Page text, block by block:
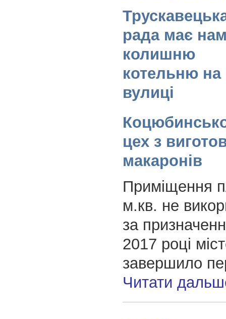
рада має
колишню
котельню на
вулиці
цех з
макаронів
Приміщення
м.кв. не
за
2017 році
завершило
Читати